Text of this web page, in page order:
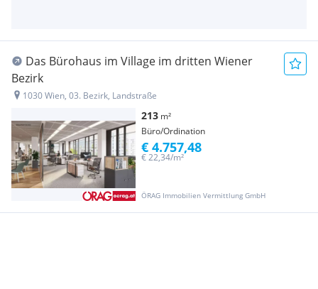
Das Bürohaus im Village im dritten Wiener
Bezirk
1030 Wien, 03. Bezirk, Landstraße
213 m²
Büro/Ordination
ÖRAG Immobilien Vermittlung GmbH
€ 22,34/m²
€ 4.757,48